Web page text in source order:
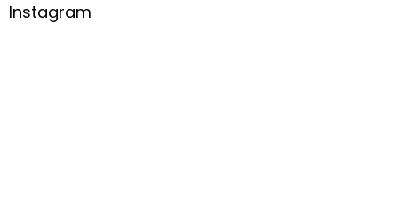
Instagram